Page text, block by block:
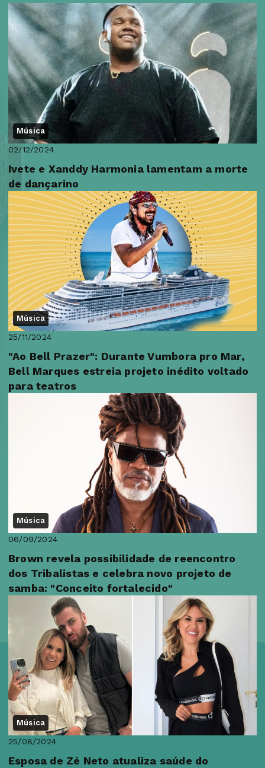
Música
02/12/2024
Ivete e Xanddy Harmonia lamentam a morte
de dançarino
Música
25/11/2024
"Ao Bell Prazer": Durante Vumbora pro Mar,
Bell Marques estreia projeto inédito voltado
para teatros
Música
06/09/2024
Brown revela possibilidade de reencontro
dos Tribalistas e celebra novo projeto de
samba: "Conceito fortalecido"
Música
25/08/2024
Esposa de Zé Neto atualiza saúde do